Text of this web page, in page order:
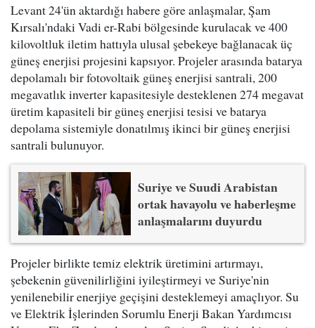
Levant 24'ün aktardığı habere göre anlaşmalar, Şam
Kırsalı'ndaki Vadi er-Rabi bölgesinde kurulacak ve 400
kilovoltluk iletim hattıyla ulusal şebekeye bağlanacak üç
güneş enerjisi projesini kapsıyor. Projeler arasında batarya
depolamalı bir fotovoltaik güneş enerjisi santrali, 200
megavatlık inverter kapasitesiyle desteklenen 274 megavat
üretim kapasiteli bir güneş enerjisi tesisi ve batarya
depolama sistemiyle donatılmış ikinci bir güneş enerjisi
santrali bulunuyor.
Suriye ve Suudi Arabistan
ortak havayolu ve haberleşme
anlaşmalarını duyurdu
Projeler birlikte temiz elektrik üretimini artırmayı,
şebekenin güvenilirliğini iyileştirmeyi ve Suriye'nin
yenilenebilir enerjiye geçişini desteklemeyi amaçlıyor. Su
ve Elektrik İşlerinden Sorumlu Enerji Bakan Yardımcısı